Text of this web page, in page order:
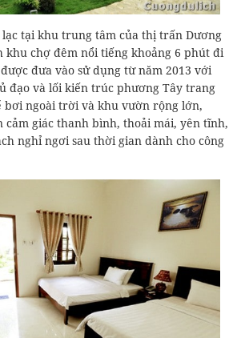
lạc tại khu trung tâm của thị trấn Dương
khu chợ đêm nổi tiếng khoảng 6 phút đi
đưa vào sử dụng từ năm 2013 với
đạo và lối kiến trúc phương Tây trang
bơi ngoài trời và khu vườn rộng lớn,
cảm giác thanh bình, thoải mái, yên tĩnh,
nghỉ ngơi sau thời gian dành cho công